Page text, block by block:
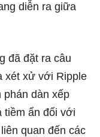
diễn ra giữa
đã đặt ra câu
xét xử với Ripple
phán dàn xếp
tiềm ẩn đối với
quan đến các